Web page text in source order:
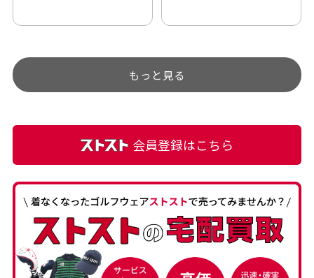
す。
うぐらい目立つことなく綺
麗な商品でお安く購入でき
もっと見る
会員登録はこちら